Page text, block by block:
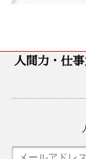
人間力・仕